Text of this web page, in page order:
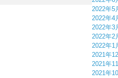
2022年5
2022年4
2022年3
2022年2
2022年1
2021年
2021年
2021年